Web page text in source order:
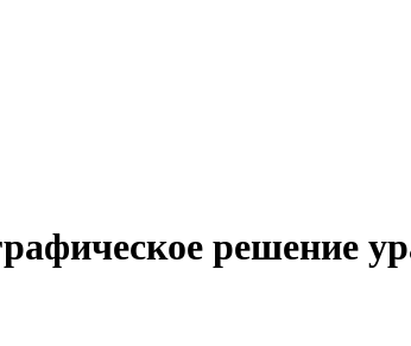
решение